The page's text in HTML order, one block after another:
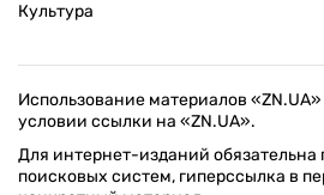
Культура
Использование материалов
условии ссылки на «ZN.UA».
Для интернет-изданий обязательна
поисковых систем, гиперссылка в